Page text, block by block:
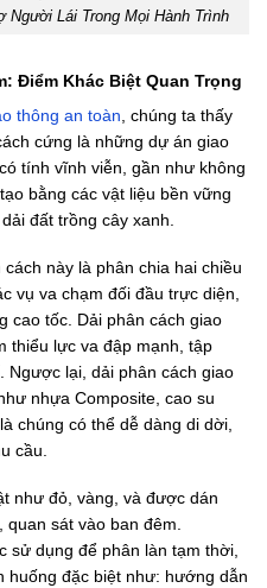
Người Lái Trong Mọi Hành Trình
Điểm Khác Biệt Quan Trọng
thông an toàn , chúng ta thấy
cứng là những dự án giao
tính vĩnh viễn, gần như không
bằng các vật liệu bền vững
đất trồng cây xanh.
này là phân chia hai chiều
vụ va chạm đối đầu trực diện,
cao tốc. Dải phân cách giao
thiểu lực va đập mạnh, tập
Ngược lại, dải phân cách giao
nhựa Composite, cao su
chúng có thể dễ dàng di dời,
cầu.
như đỏ, vàng, và được dán
quan sát vào ban đêm.
sử dụng để phân làn tạm thời,
huống đặc biệt như: hướng dẫn